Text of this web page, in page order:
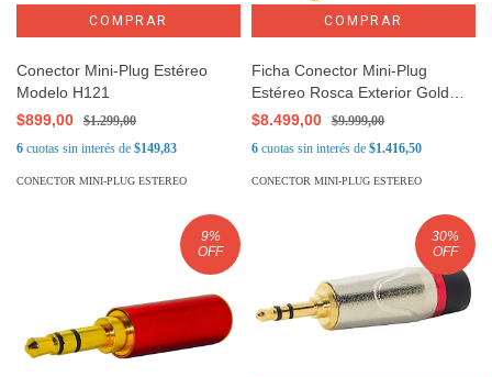
Conector Mini-Plug Estéreo
Modelo H121
$899,00
$1.299,00
6 cuotas sin interés de $149,83
CONECTOR MINI-PLUG ESTEREO
Ficha Conector Mini-Plug
Estéreo Rosca Exterior Gold
Modelo H-RA-708
$8.499,00
$9.999,00
6 cuotas sin interés de $1.416,50
CONECTOR MINI-PLUG ESTEREO
9%
OFF
30%
OFF